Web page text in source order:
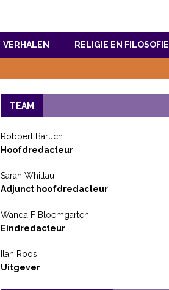
VERHALEN RELIGIE EN FILOSOFIE
TEAM
Robbert Baruch
Hoofdredacteur
Sarah Whitlau
Adjunct hoofdredacteur
Wanda F Bloemgarten
Eindredacteur
Ilan Roos
Uitgever